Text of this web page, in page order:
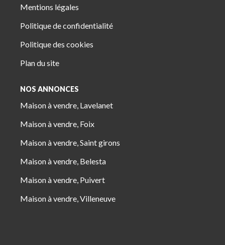
Mentions légales
Politique de confidentialité
Politique des cookies
Plan du site
NOS ANNONCES
Maison à vendre, Lavelanet
Maison à vendre, Foix
Maison à vendre, Saint girons
Maison à vendre, Belesta
Maison à vendre, Puivert
Maison à vendre, Villeneuve